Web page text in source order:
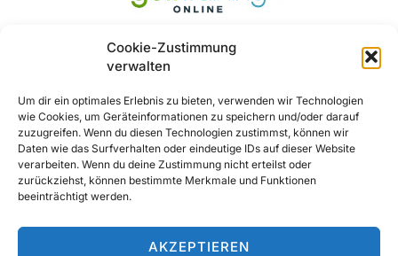
Cookie-Zustimmung
verwalten
Um dir ein optimales Erlebnis zu bieten, verwenden wir Technologien
wie Cookies, um Geräteinformationen zu speichern und/oder darauf
zuzugreifen. Wenn du diesen Technologien zustimmst, können wir
Daten wie das Surfverhalten oder eindeutige IDs auf dieser Website
verarbeiten. Wenn du deine Zustimmung nicht erteilst oder
zurückziehst, können bestimmte Merkmale und Funktionen
beeinträchtigt werden.
AKZEPTIEREN
Ja, Gerne ..